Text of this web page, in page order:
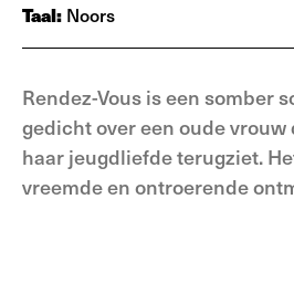
Taal: Noors
Rendez-Vous is een somber
gedicht over een oude
haar jeugdliefde terugziet.
vreemde en ontroerende